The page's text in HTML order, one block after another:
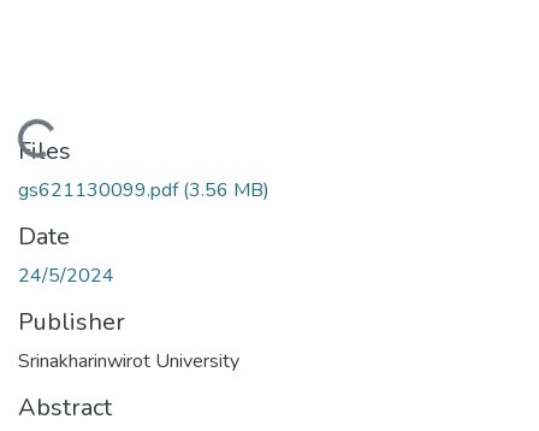
Loading...
Files
gs621130099.pdf(3.56 MB)
Date
24/5/2024
Publisher
Srinakharinwirot University
Abstract